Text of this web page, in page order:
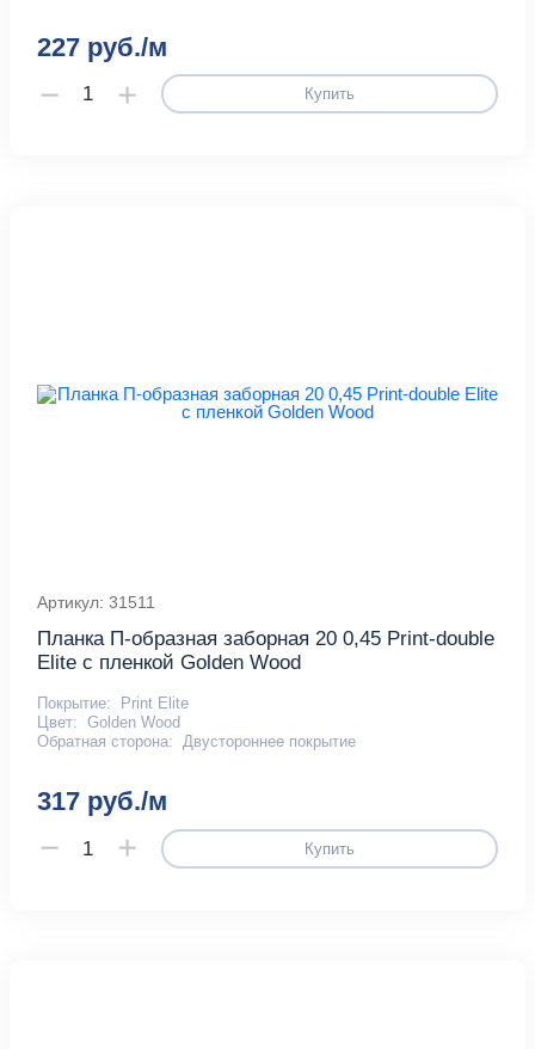
227 руб./м
Купить
Артикул: 31511
Планка П-образная заборная 20 0,45 Print-double
Elite с пленкой Golden Wood
Покрытие:
Print Elite
Цвет: Golden Wood
Обратная сторона:
Двустороннее покрытие
317 руб./м
Купить